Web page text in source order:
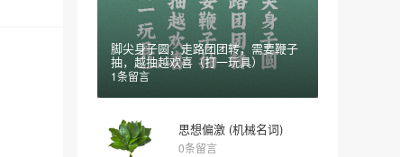
脚尖身子圆，走路团团转，需要鞭子
抽，越抽越欢喜（打一玩具）
1条留言
思想偏激 (机械名词)
0条留言